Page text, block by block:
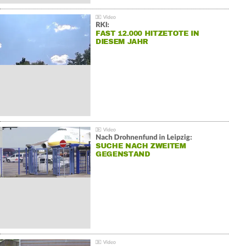
RKI:
FAST 12.000 HITZETOTE IN
DIESEM JAHR
Nach Drohnenfund in Leipzig:
SUCHE NACH ZWEITEM
GEGENSTAND